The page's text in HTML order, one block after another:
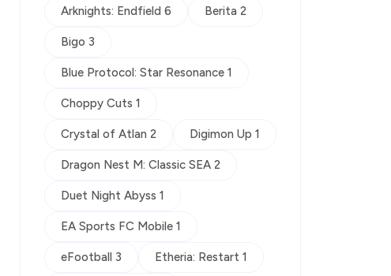
Arknights: Endfield 6 Berita 2
Bigo 3
Blue Protocol: Star Resonance 1
Choppy Cuts 1
Crystal of Atlan 2 Digimon Up 1
Dragon Nest M: Classic SEA 2
Duet Night Abyss 1
EA Sports FC Mobile 1
eFootball 3 Etheria: Restart 1